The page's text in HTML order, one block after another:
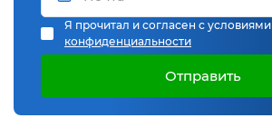
Я прочитал и согласен с условиями
конфиденциальности
Отправить